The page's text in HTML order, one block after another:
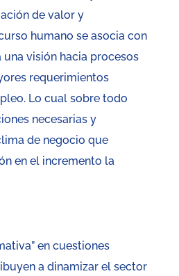
de valor y
humano se asocia con
visión hacia procesos
requerimientos
Lo cual sobre todo
necesarias y
de negocio que
en el incremento la
en cuestiones
a dinamizar el sector